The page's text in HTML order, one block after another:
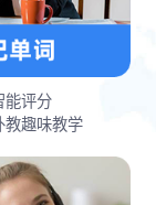
能评分
教趣味教学